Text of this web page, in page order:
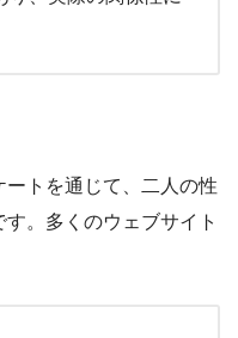
トを通じて、二人の性
。多くのウェブサイト